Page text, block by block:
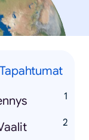
Tapahtumat